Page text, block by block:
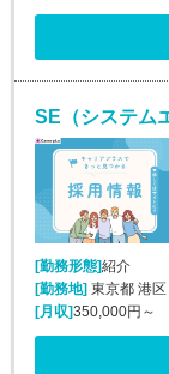
[勤務形態]紹介
[勤務地]東京都 港区
[月収]350,000円～